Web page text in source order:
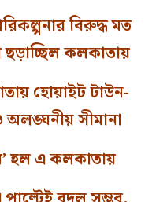
বিরুদ্ধ মত
ছড়াচ্ছিল কলকাতায়
হোয়াইট টাউন-
অলঙ্ঘনীয় সীমানা
হল এ কলকাতায়